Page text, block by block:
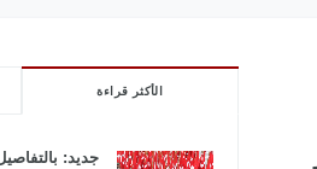
الأكثر قراءة
جديد: